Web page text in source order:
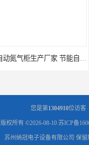
全自动氮气柜生产厂家 节能自制氮气柜优质供应
您是第1304910位访客
版权所有 ©2026-08-10 苏ICP备
苏州纳冠电子设备有限公司 保留